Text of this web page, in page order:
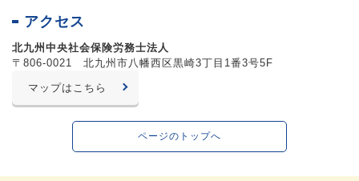
アクセス
北九州中央社会保険労務士法人
〒806-0021 北九州市八幡西区黒崎3丁目1番3号5F
マップはこちら
ページのトップへ